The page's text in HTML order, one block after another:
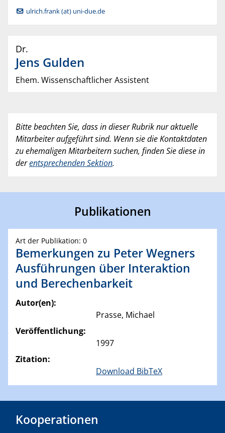
ulrich.frank (at) uni-due.de
Dr.
Jens Gulden
Ehem. Wissenschaftlicher Assistent
Bitte beachten Sie, dass in dieser Rubrik nur aktuelle
Mitarbeiter aufgeführt sind. Wenn sie die Kontaktdaten
zu ehemaligen Mitarbeitern suchen, finden Sie diese in
derentsprechenden Sektion.
Publikationen
Art der Publikation: 0
Bemerkungen zu Peter Wegners
Ausführungen über Interaktion
und Berechenbarkeit
Autor(en):
Prasse, Michael
Veröffentlichung:
1997
Zitation:
Download BibTeX
Kooperationen